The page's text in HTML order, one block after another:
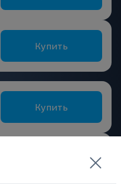
Купить
Купить